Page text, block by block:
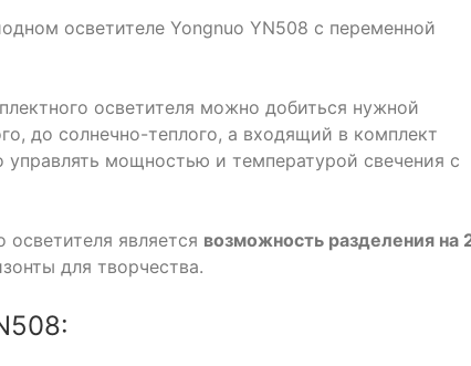
осветителе Yongnuo YN508 с переменной
осветителя можно добиться нужной
до солнечно-теплого, а входящий в комплект
управлять мощностью и температурой свечения с
является возможность разделения на
для творчества.